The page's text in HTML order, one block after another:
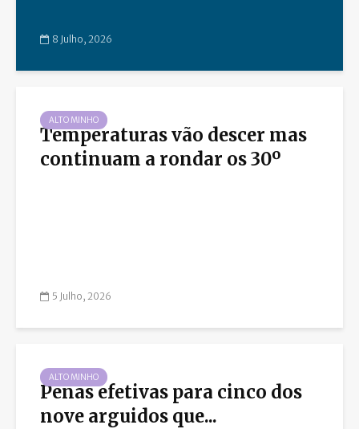
8 Julho, 2026
ALTO MINHO
Temperaturas vão descer mas
continuam a rondar os 30º
5 Julho, 2026
ALTO MINHO
Penas efetivas para cinco dos
nove arguidos que...